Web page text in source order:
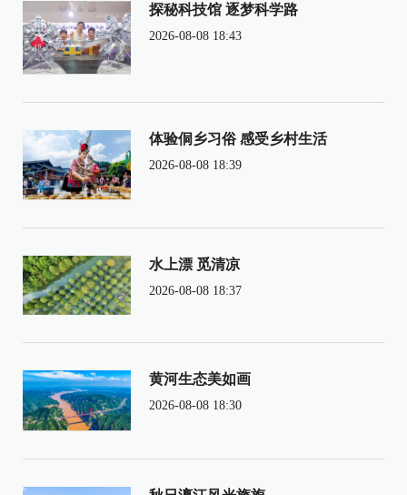
探秘科技馆 逐梦科学路
2026-08-08 18:43
体验侗乡习俗 感受乡村生活
2026-08-08 18:39
水上漂 觅清凉
2026-08-08 18:37
黄河生态美如画
2026-08-08 18:30